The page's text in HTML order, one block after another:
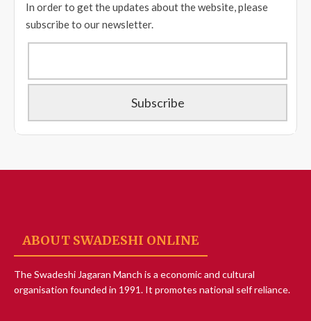
In order to get the updates about the website, please
subscribe to our newsletter.
ABOUT SWADESHI ONLINE
The Swadeshi Jagaran Manch is a economic and cultural
organisation founded in 1991. It promotes national self reliance.